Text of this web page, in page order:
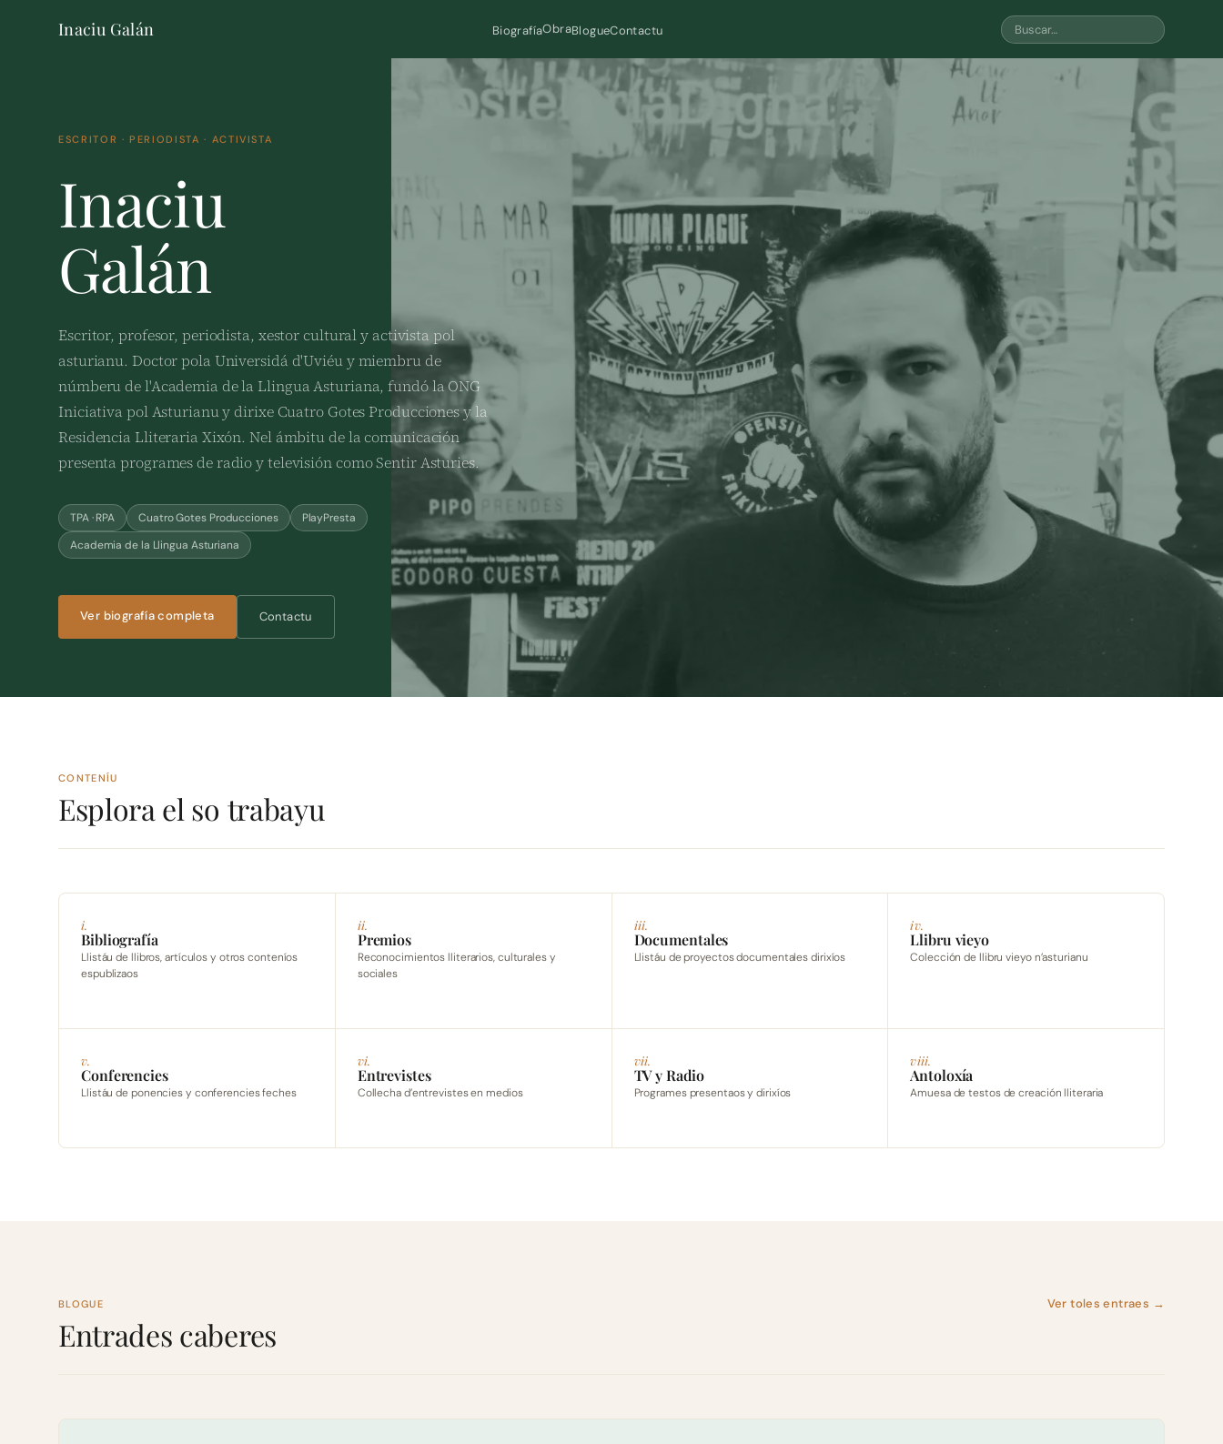
Inaciu Galán BiografíaObraBlogueContactu
ESCRITOR · PERIODISTA · ACTIVISTA
Inaciu
Galán
Escritor, profesor, periodista, xestor cultural y activista pol
asturianu. Doctor pola Universidá d'Uviéu y miembru de
númberu de l'Academia de la Llingua Asturiana, fundó la ONG
Iniciativa pol Asturianu y dirixe Cuatro Gotes Producciones y la
Residencia Lliteraria Xixón. Nel ámbitu de la comunicación
presenta programes de radio y televisión como Sentir Asturies.
TPA · RPA Cuatro Gotes Producciones
PlayPresta
Academia de la Llingua Asturiana
Ver biografía completa Contactu
CONTENÍU
Esplora el so trabayu
i.
Bibliografía
Llistáu de llibros, artículos y otros conteníos
espublizaos
ii.
Premios
Reconocimientos lliterarios, culturales y
sociales
iii.
Documentales
Llistáu de proyectos documentales dirixíos
iv.
Llibru vieyo
Colección de llibru vieyo n’asturianu
v.
Conferencies
Llistáu de ponencies y conferencies feches
vi.
Entrevistes
Collecha d’entrevistes en medios
vii.
TV y Radio
Programes presentaos y dirixíos
viii.
Antoloxía
Amuesa de testos de creación lliteraria
BLOGUE
Entrades caberes
Ver toles entraes →